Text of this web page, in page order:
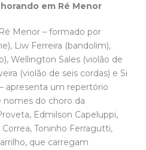
em Ré Menor
Menor – formado por
Liw Ferreira (bandolim),
Wellington Sales (violão de
(violão de seis cordas) e Si
apresenta um repertório
do choro da
Edmilson Capeluppi,
Toninho Ferragutti,
que carregam